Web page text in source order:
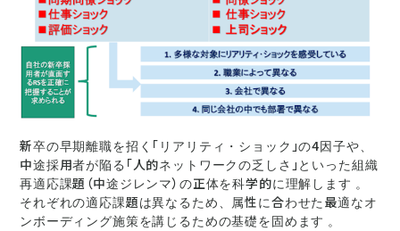
新卒の早期離職を招く「リアリティ・ショック」の4因子や、
中途採用者が陥る「人的ネットワークの乏しさ」といった組織
再適応課題（中途ジレンマ）の正体を科学的に理解します 。
それぞれの適応課題は異なるため、属性に合わせた最適なオ
ンボーディング施策を講じるための基礎を固めます 。